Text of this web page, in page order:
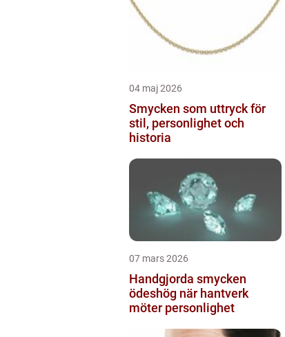
04 maj 2026
Smycken som uttryck för
stil, personlighet och
historia
07 mars 2026
Handgjorda smycken
ödeshög när hantverk
möter personlighet